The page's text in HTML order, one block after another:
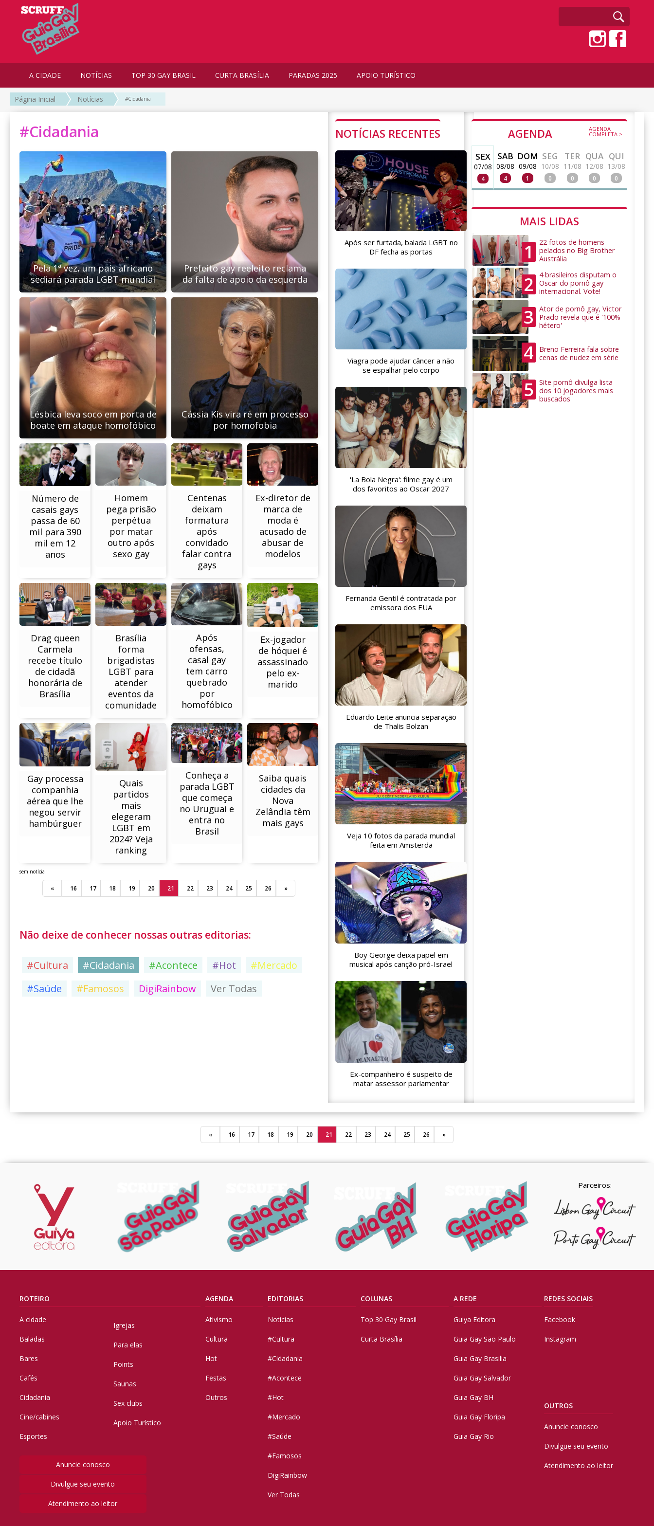
A CIDADE NOTÍCIAS TOP 30 GAY BRASIL CURTA BRASÍLIA PARADAS 2025 APOIO TURÍSTICO
Página Inicial Notícias #Cidadania
#Cidadania
Pela 1ª vez, um país africano
sediará parada LGBT mundial
Prefeito gay reeleito reclama
da falta de apoio da esquerda
Lésbica leva soco em porta de
boate em ataque homofóbico
Cássia Kis vira ré em processo
por homofobia
Número de
casais gays
passa de 60
mil para 390
mil em 12
anos
Homem
pega prisão
perpétua
por matar
outro após
sexo gay
Centenas
deixam
formatura
após
convidado
falar contra
gays
Ex-diretor de
marca de
moda é
acusado de
abusar de
modelos
Drag queen
Carmela
recebe título
de cidadã
honorária de
Brasília
Brasília
forma
brigadistas
LGBT para
atender
eventos da
comunidade
Após
ofensas,
casal gay
tem carro
quebrado
por
homofóbico
Ex-jogador
de hóquei é
assassinado
pelo ex-
marido
Gay processa
companhia
aérea que lhe
negou servir
hambúrguer
Quais
partidos
mais
elegeram
LGBT em
2024? Veja
ranking
Conheça a
parada LGBT
que começa
no Uruguai e
entra no
Brasil
Saiba quais
cidades da
Nova
Zelândia têm
mais gays
sem notícia
« 16 17 18 19 20 21 22 23 24 25 26 »
Não deixe de conhecer nossas outras editorias:
#Cultura #Cidadania #Acontece #Hot
#Mercado
#Saúde
#Famosos DigiRainbow Ver Todas
NOTÍCIAS RECENTES
Após ser furtada, balada LGBT no
DF fecha as portas
Viagra pode ajudar câncer a não
se espalhar pelo corpo
'La Bola Negra': filme gay é um
dos favoritos ao Oscar 2027
Fernanda Gentil é contratada por
emissora dos EUA
Eduardo Leite anuncia separação
de Thalis Bolzan
Veja 10 fotos da parada mundial
feita em Amsterdã
Boy George deixa papel em
musical após canção pró-Israel
Ex-companheiro é suspeito de
matar assessor parlamentar
AGENDA AGENDA
COMPLETA >
SEX
07/08
4
SAB
08/08
4
DOM
09/08
1
SEG
10/08
0
TER
11/08
0
QUA
12/08
0
QUI
13/08
0
MAIS LIDAS
1
22 fotos de homens
pelados no Big Brother
Austrália
2
4 brasileiros disputam o
Oscar do pornô gay
internacional. Vote!
3
Ator de pornô gay, Victor
Prado revela que é '100%
hétero'
4
Breno Ferreira fala sobre
cenas de nudez em série
5
Site pornô divulga lista
dos 10 jogadores mais
buscados
« 16 17 18 19 20 21 22 23 24 25 26 »
Parceiros:
ROTEIRO
A cidade
Baladas
Bares
Cafés
Cidadania
Cine/cabines
Esportes
Igrejas
Para elas
Points
Saunas
Sex clubs
Apoio Turístico
Anuncie conosco
Divulgue seu evento
Atendimento ao leitor
AGENDA
Ativismo
Cultura
Hot
Festas
Outros
EDITORIAS
Notícias
#Cultura
#Cidadania
#Acontece
#Hot
#Mercado
#Saúde
#Famosos
DigiRainbow
Ver Todas
COLUNAS
Top 30 Gay Brasil
Curta Brasília
A REDE
Guiya Editora
Guia Gay São Paulo
Guia Gay Brasilia
Guia Gay Salvador
Guia Gay BH
Guia Gay Floripa
Guia Gay Rio
REDES SOCIAIS
Facebook
Instagram
OUTROS
Anuncie conosco
Divulgue seu evento
Atendimento ao leitor